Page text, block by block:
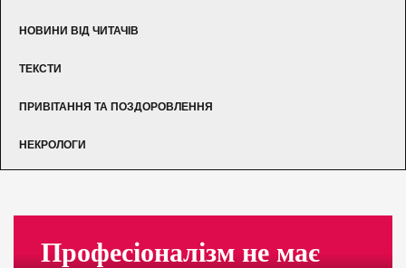
НОВИНИ ВІД ЧИТАЧІВ
ТЕКСТИ
ПРИВІТАННЯ ТА ПОЗДОРОВЛЕННЯ
НЕКРОЛОГИ
Професіоналізм не має